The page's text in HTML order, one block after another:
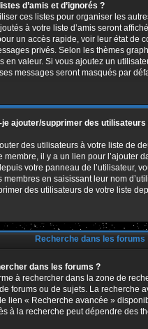
d’amis et d’ignorés ?
ces listes pour organiser les
à votre liste d’amis seront
un accès rapide, voir leur état de
privés. Selon les thèmes
en valeur. Si vous ajoutez un
messages seront masqués par
ajouter/supprimer des utilisateurs
des utilisateurs à votre liste de
membre, il y a un lien pour l’ajouter
votre panneau de l’utilisateur,
membres en saisissant leur nom
des utilisateurs de votre liste
Recherche dans les forums
dans les forums ?
à rechercher dans la zone de
forums ou de sujets. La recherche
lien « Recherche avancée »
à la recherche peut dépendre des